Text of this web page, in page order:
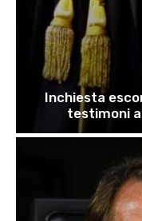
Inchiesta
testimoni